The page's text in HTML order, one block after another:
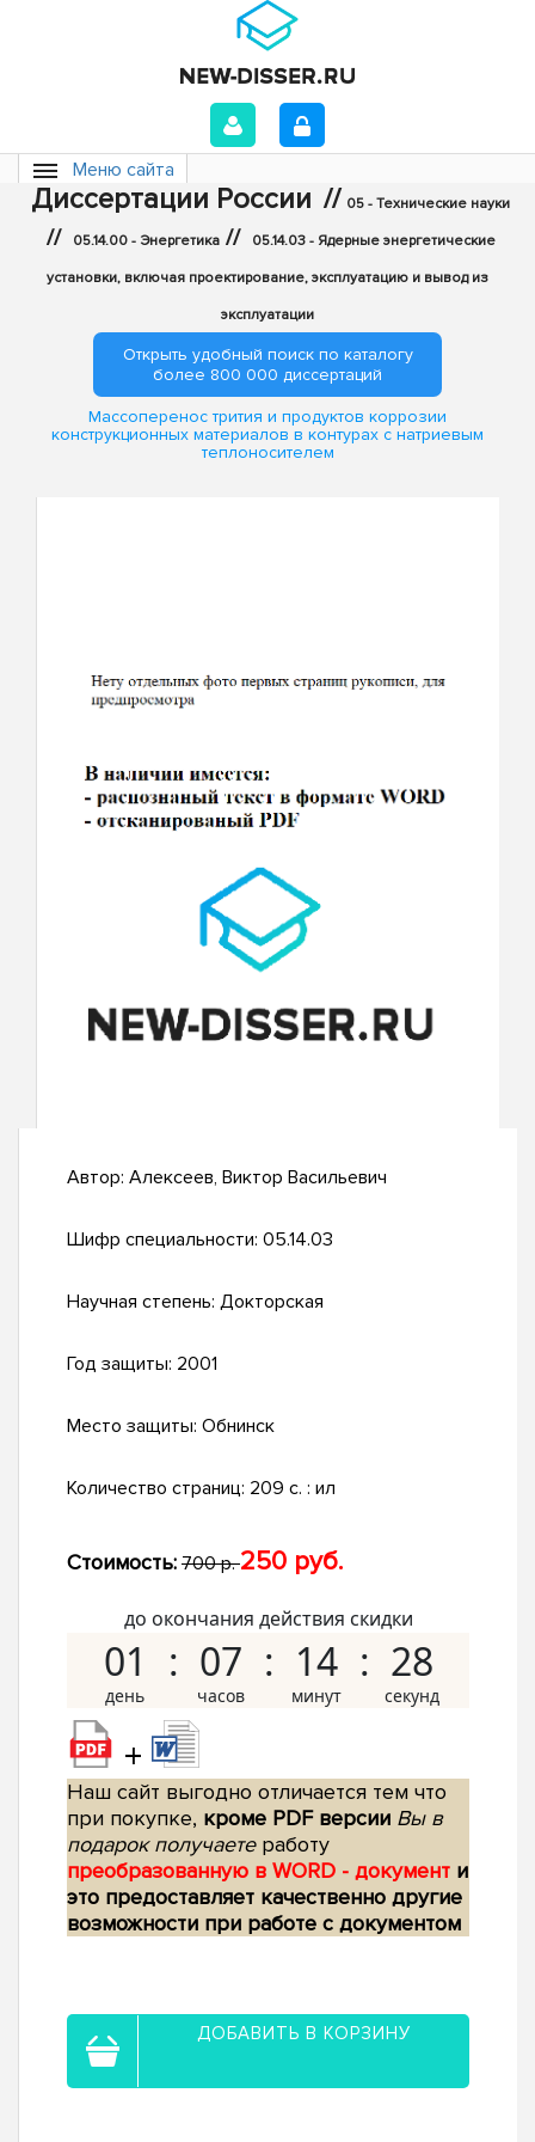
Меню сайта
Диссертации России // 05 - Технические науки
// 05.14.00 - Энергетика // 05.14.03 - Ядерные энергетические
установки, включая проектирование, эксплуатацию и вывод из
эксплуатации
Открыть удобный поиск по каталогу
более 800 000 диссертаций
Массоперенос трития и продуктов коррозии
конструкционных материалов в контурах с натриевым
теплоносителем
Автор: Алексеев, Виктор Васильевич
Шифр специальности: 05.14.03
Научная степень: Докторская
Год защиты: 2001
Место защиты: Обнинск
Количество страниц: 209 с. : ил
Стоимость: 700 р.250 руб.
до окончания действия скидки
01 07 14 28
+
Наш сайт выгодно отличается тем что
при покупке, кроме PDF версии Вы в
подарок получаетеработу
преобразованную в WORD - документ и
это предоставляет качественно другие
возможности при работе с документом
ДОБАВИТЬ В КОРЗИНУ